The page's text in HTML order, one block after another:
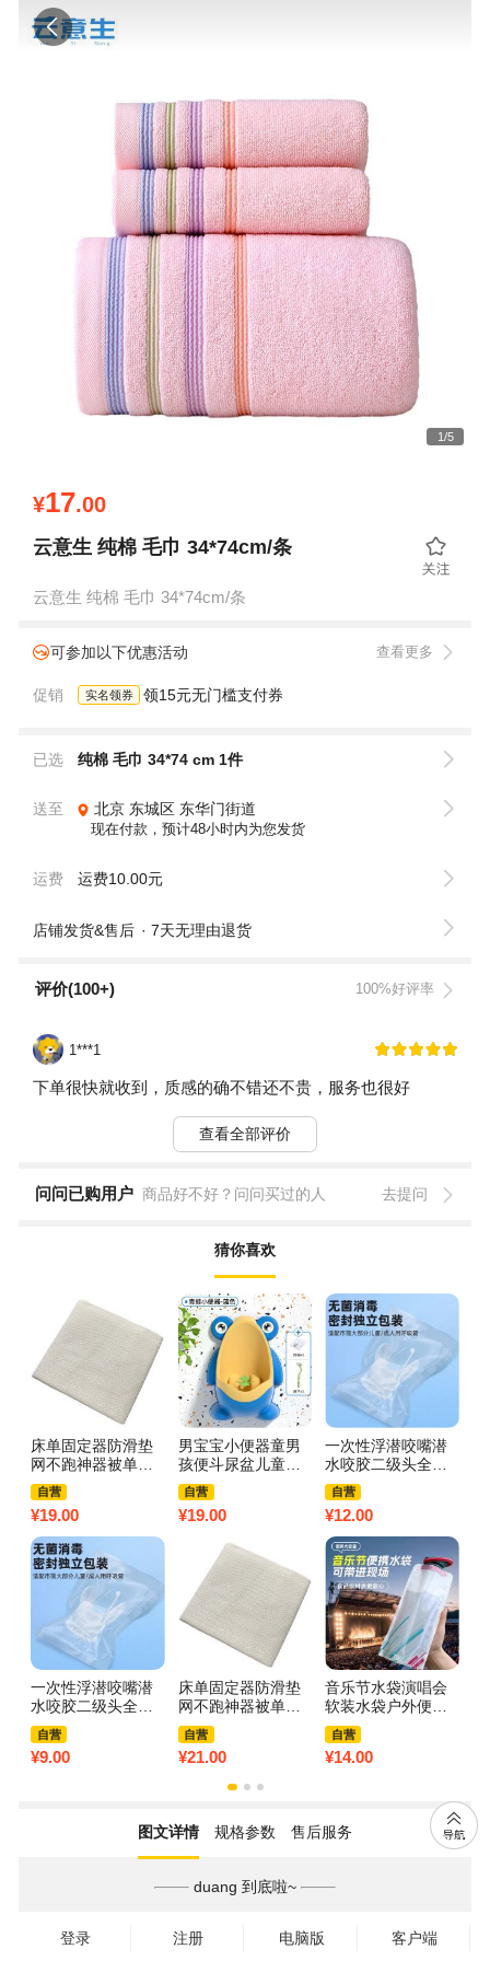
1/5
¥17.00
云意生 纯棉 毛巾 34*74cm/条
云意生 纯棉 毛巾 34*74cm/条
可参加以下优惠活动 查看更多
促销 实名领券 领15元无门槛支付券
已选 纯棉 毛巾 34*74 cm 1件
送至 北京 东城区 东华门街道
现在付款，预计48小时内为您发货
运费 运费10.00元
店铺发货&售后 7天无理由退货
评价(100+) 100%好评率
1***1
下单很快就收到，质感的确不错还不贵，服务也很好
查看全部评价
问问已购用户 商品好不好？问问买过的人 去提问
猜你喜欢
床单固定器防滑垫
网不跑神器被单床
垫沙发垫凉席防移
动防跑不移位3759
A 1.5m*2m【1.5米
床/店长推荐】可裁
剪
自营
¥19.00
男宝宝小便器童男
孩便斗尿盆儿童尿
壶马桶挂墙式站立
便池尿尿神器3759
小青蛙-蓝色【优质
+挂钩+刷子
自营
¥19.00
一次性浮潜咬嘴潜
水咬胶二级头全干
式深潜呼吸管配件
成人通用3759Z 成
人透明色*3【深潜
浮潜通用型】
自营
¥12.00
一次性浮潜咬嘴潜
水咬胶二级头全干
式深潜呼吸管配件
成人通用3759Z 成
人透明色*2【深潜
自营
¥9.00
床单固定器防滑垫
网不跑神器被单床
垫沙发垫凉席防移
动防跑不移位3759
A 1.8m*2m【1.8米
床/店长推荐】可裁
自营
¥21.00
音乐节水袋演唱会
软装水袋户外便携
折叠徒步登山运动
储水袋大容量3759
A 软水袋白+蓝2个
自营
¥14.00
图文详情 规格参数 售后服务
duang 到底啦~
登录 注册 电脑版 客户端